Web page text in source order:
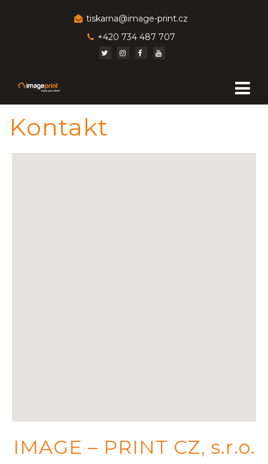
tiskarna@image-print.cz
+420 734 487 707
Kontakt
IMAGE – PRINT CZ, s.r.o.